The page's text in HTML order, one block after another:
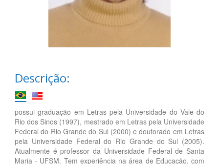
Descrição:
possui graduação em Letras pela Universidade do Vale do
Rio dos Sinos (1997), mestrado em Letras pela Universidade
Federal do Rio Grande do Sul (2000) e doutorado em Letras
pela Universidade Federal do Rio Grande do Sul (2005).
Atualmente é professor da Universidade Federal de Santa
Maria - UFSM. Tem experiência na área de Educação, com